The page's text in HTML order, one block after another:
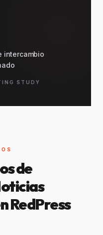
intercambio
STUDY
de
RedPress